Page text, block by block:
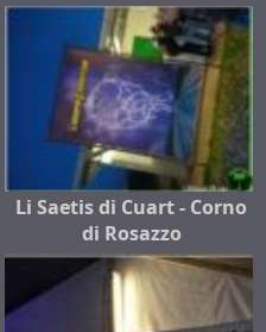
Li Saetis di Cuart - Corno
di Rosazzo